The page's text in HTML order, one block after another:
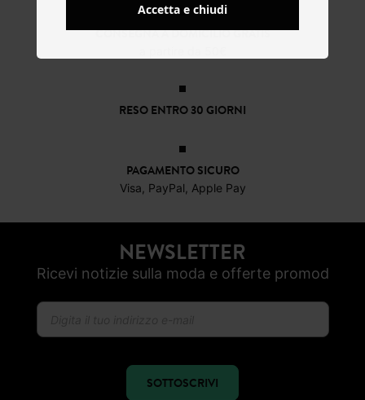
CONSEGNA A DOMICILIO GRATIS
RESO ENTRO 30 GIORNI
PAGAMENTO SICURO
Visa, PayPal, Apple Pay
NEWSLETTER
Ricevi notizie sulla moda e offerte promod
SOTTOSCRIVI
Accetta e chiudi